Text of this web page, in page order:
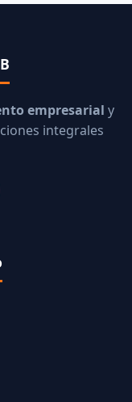
empresarial y
integrales